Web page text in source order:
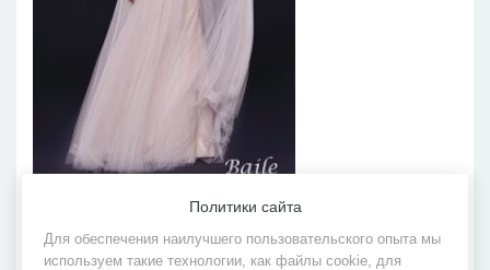
Коллекция:
Коллекция 2019
Политики сайта
Для обеспечения наилучшего пользовательского опыта мы
используем такие технологии, как файлы cookie, для